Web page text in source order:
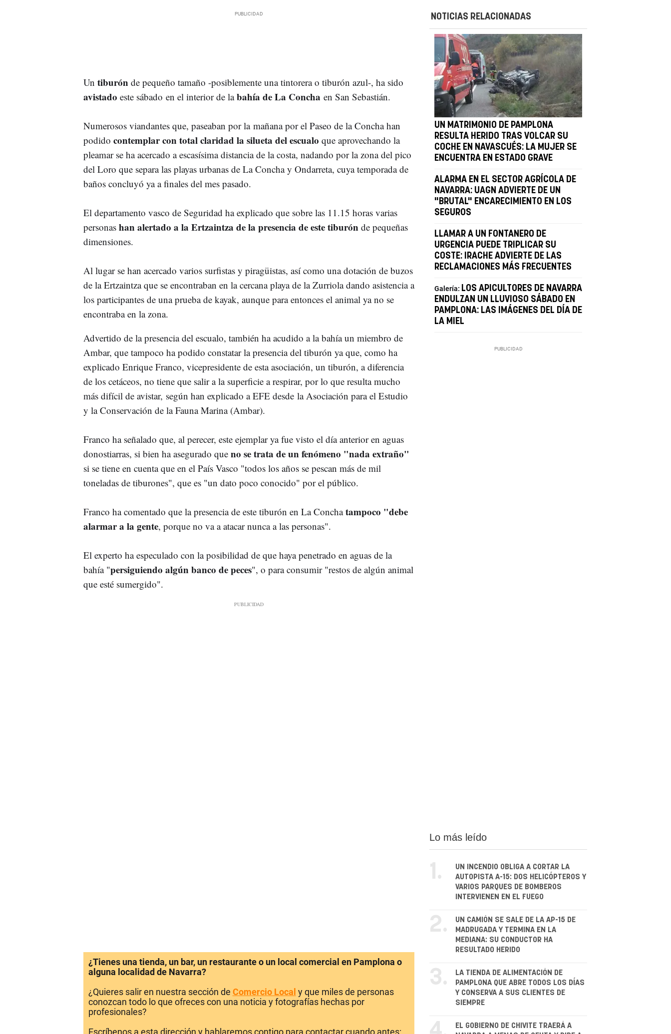
Un tiburón de pequeño tamaño -posiblemente una tintorera o tiburón azul-, ha sido
avistado este sábado en el interior de labahía de La Concha en San Sebastián.
Numerosos viandantes que, paseaban por la mañana por el Paseo de la Concha han
podido contemplar con total claridad la silueta del escualo que aprovechando la
pleamar se ha acercado a escasísima distancia de la costa, nadando por la zona del pico
del Loro que separa las playas urbanas de La Concha y Ondarreta, cuya temporada de
baños concluyó ya a finales del mes pasado.
El departamento vasco de Seguridad ha explicado que sobre las 11.15 horas varias
personashan alertado a la Ertzaintza de la presencia de este tiburón de pequeñas
dimensiones.
Al lugar se han acercado varios surfistas y piragüistas, así como una dotación de buzos
de la Ertzaintza que se encontraban en la cercana playa de la Zurriola dando asistencia a
los participantes de una prueba de kayak, aunque para entonces el animal ya no se
encontraba en la zona.
Advertido de la presencia del escualo, también ha acudido a la bahía un miembro de
Ambar, que tampoco ha podido constatar la presencia del tiburón ya que, como ha
explicado Enrique Franco, vicepresidente de esta asociación, un tiburón, a diferencia
de los cetáceos, no tiene que salir a la superficie a respirar, por lo que resulta mucho
más difícil de avistar, según han explicado a EFE desde la Asociación para el Estudio
y la Conservación de la Fauna Marina (Ambar).
Franco ha señalado que, al perecer, este ejemplar ya fue visto el día anterior en aguas
donostiarras, si bien ha asegurado queno se trata de un fenómeno "nada extraño"
si se tiene en cuenta que en el País Vasco "todos los años se pescan más de mil
toneladas de tiburones", que es "un dato poco conocido" por el público.
Franco ha comentado que la presencia de este tiburón en La Conchatampoco "debe
alarmar a la gente, porque no va a atacar nunca a las personas".
El experto ha especulado con la posibilidad de que haya penetrado en aguas de la
bahía "persiguiendo algún banco de peces", o para consumir "restos de algún animal
que esté sumergido".
NOTICIAS RELACIONADAS
UN MATRIMONIO DE PAMPLONA
RESULTA HERIDO TRAS VOLCAR SU
COCHE EN NAVASCUÉS: LA MUJER SE
ENCUENTRA EN ESTADO GRAVE
ALARMA EN EL SECTOR AGRÍCOLA DE
NAVARRA: UAGN ADVIERTE DE UN
"BRUTAL" ENCARECIMIENTO EN LOS
SEGUROS
LLAMAR A UN FONTANERO DE
URGENCIA PUEDE TRIPLICAR SU
COSTE: IRACHE ADVIERTE DE LAS
RECLAMACIONES MÁS FRECUENTES
Galería: LOS APICULTORES DE NAVARRA
ENDULZAN UN LLUVIOSO SÁBADO EN
PAMPLONA: LAS IMÁGENES DEL DÍA DE
LA MIEL
¿Tienes una tienda, un bar, un restaurante o un local comercial en Pamplona o
alguna localidad de Navarra?
¿Quieres salir en nuestra sección de Comercio Local y que miles de personas
conozcan todo lo que ofreces con una noticia y fotografías hechas por
profesionales?
Escríbenos a esta dirección y hablaremos contigo para contactar cuando antes:
Lo más leído
1.
UN INCENDIO OBLIGA A CORTAR LA
AUTOPISTA A-15: DOS HELICÓPTEROS Y
VARIOS PARQUES DE BOMBEROS
INTERVIENEN EN EL FUEGO
2.
UN CAMIÓN SE SALE DE LA AP-15 DE
MADRUGADA Y TERMINA EN LA
MEDIANA: SU CONDUCTOR HA
RESULTADO HERIDO
3.
LA TIENDA DE ALIMENTACIÓN DE
PAMPLONA QUE ABRE TODOS LOS DÍAS
Y CONSERVA A SUS CLIENTES DE
SIEMPRE
EL GOBIERNO DE CHIVITE TRAERÁ A